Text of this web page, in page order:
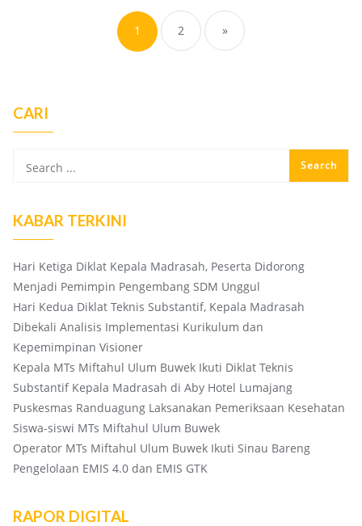
pagination
1 2 »
CARI
KABAR TERKINI
Hari Ketiga Diklat Kepala Madrasah, Peserta Didorong
Menjadi Pemimpin Pengembang SDM Unggul
Hari Kedua Diklat Teknis Substantif, Kepala Madrasah
Dibekali Analisis Implementasi Kurikulum dan
Kepemimpinan Visioner
Kepala MTs Miftahul Ulum Buwek Ikuti Diklat Teknis
Substantif Kepala Madrasah di Aby Hotel Lumajang
Puskesmas Randuagung Laksanakan Pemeriksaan Kesehatan
Siswa-siswi MTs Miftahul Ulum Buwek
Operator MTs Miftahul Ulum Buwek Ikuti Sinau Bareng
Pengelolaan EMIS 4.0 dan EMIS GTK
RAPOR DIGITAL